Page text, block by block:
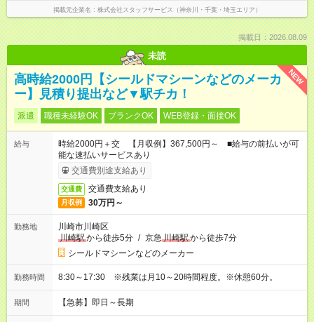
掲載元企業名 株式会社スタッフサービス（神奈川・千葉・埼玉エリア）
掲載日：2026.08.09
未読
NEW
高時給2000円【シールドマシーンなどのメーカ
ー】見積り提出など▼駅チカ！
派遣 職種未経験OK ブランクOK WEB登録・面接OK
給与
時給2000円＋交 【月収例】367,500円～ ■給与の前払いが可
能な速払いサービスあり
交通費別途支給あり
交通費 交通費支給あり
月収例 30万円～
勤務地
川崎市川崎区
川崎駅から徒歩5分 / 京急 川崎駅から徒歩7分
シールドマシーンなどのメーカー
勤務時間 8:30～17:30 ※残業は月10～20時間程度。※休憩60分。
期間 【急募】即日～長期